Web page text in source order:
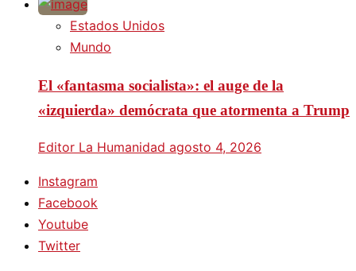
Estados Unidos
Mundo
El «fantasma socialista»: el auge de la
«izquierda» demócrata que atormenta a Trump
Editor La Humanidad agosto 4, 2026
Instagram
Facebook
Youtube
Twitter